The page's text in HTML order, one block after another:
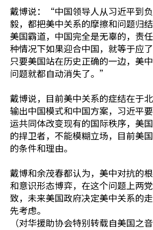
戴博说：“中国领导人从习近平到
毅，都把美中关系的摩擦和问题归
美国霸道，中国完全是无辜的，责
种情况下如果迎合中国，就等于应了
只要美国站在历史正确的一边，美
问题就都自动消失了。”
戴博说，目前美中关系的症结在于
输出中国模式和中国方案，习近平
运共同体改变现有的国际秩序，美
的捍卫者，不能模糊立场，目前美
的条件和理由。
戴博和余茂春都认为，美中对抗的
和意识形态博弈，在这个问题上两
致，未来美国政府决定美中关系的
先考虑。
（对华援助协会特别转载自美国之音